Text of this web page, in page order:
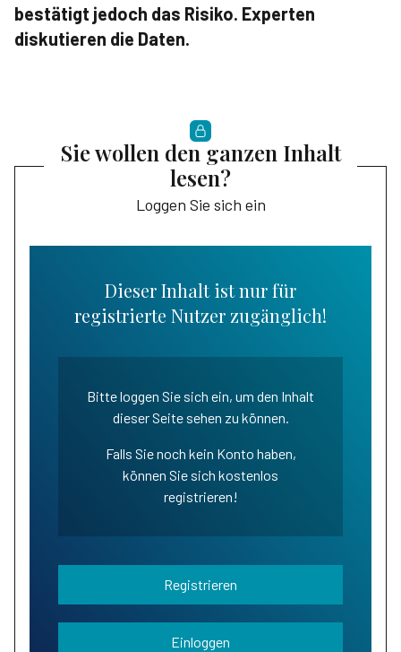
bestätigt jedoch das Risiko. Experten
diskutieren die Daten.
Sie wollen den ganzen Inhalt
lesen?
Loggen Sie sich ein
Dieser Inhalt ist nur für
registrierte Nutzer zugänglich!
Bitte loggen Sie sich ein, um den Inhalt
dieser Seite sehen zu können.
Falls Sie noch kein Konto haben,
können Sie sich kostenlos
registrieren!
Registrieren
Einloggen